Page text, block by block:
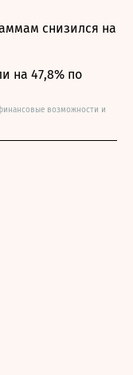
снизился на
на 47,8% по
возможности и